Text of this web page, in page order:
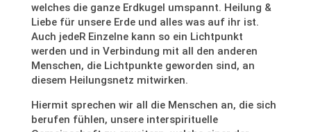
welches die ganze Erdkugel umspannt. Heilung &
Liebe für unsere Erde und alles was auf ihr ist.
Auch jedeR Einzelne kann so ein Lichtpunkt
werden und in Verbindung mit all den anderen
Menschen, die Lichtpunkte geworden sind, an
diesem Heilungsnetz mitwirken.
Hiermit sprechen wir all die Menschen an, die sich
berufen fühlen, unsere interspirituelle